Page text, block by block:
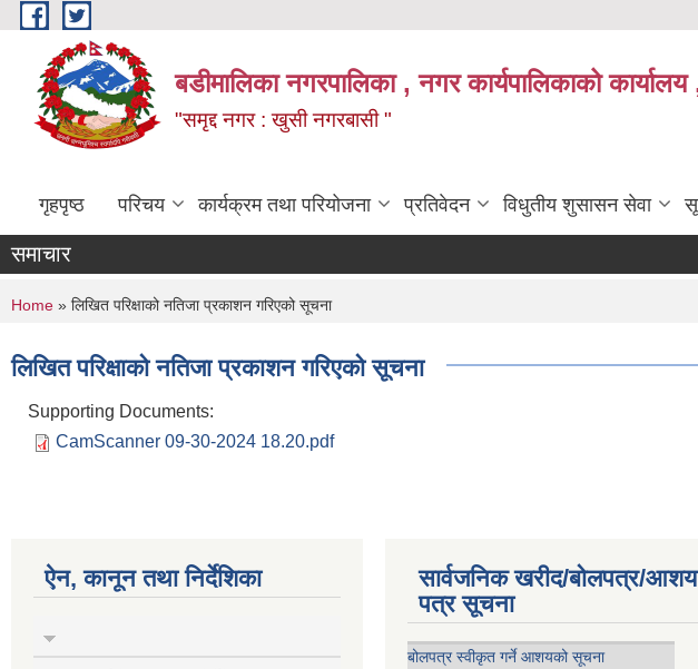
Skip to main content
बडीमालिका नगरपालिका , नगर कार्यपालिकाको
"समृद्द नगर : खुसी नगरबासी "
गृहपृष्ठ परिचय कार्यक्रम तथा परियोजना प्रतिवेदन विधुतीय शुसासन सेवा
समाचार
You are here
Home » लिखित परिक्षाको नतिजा प्रकाशन गरिएको सूचना
लिखित परिक्षाको नतिजा प्रकाशन गरिएको सूचना
Supporting Documents:
CamScanner 09-30-2024 18.20.pdf
ऐन, कानून तथा निर्देशिका
सार्वजनिक खरीद/बोलपत्र/आशय
पत्र सूचना
बोलपत्र स्वीकृत गर्ने आशयको सूचना